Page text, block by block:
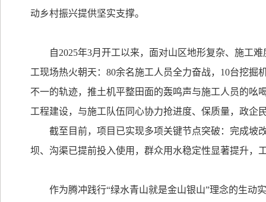
动乡村振兴提供坚实支撑。
自2025年3月开工以来，面对山区地形复杂、施工
工现场热火朝天： 80余名施工人员全力奋战， 10台挖掘
不一的轨迹，推土机平整田面的轰鸣声与施工人员的吆
工程建设， 与施工队伍同心协力抢进度、保质量，政企
截至目前，项目已实现多项关键节点突破：完成坡
坝、沟渠已提前投入使用，群众用水稳定性显著提升，
作为腾冲践行“绿水青山就是金山银山”理念的生动